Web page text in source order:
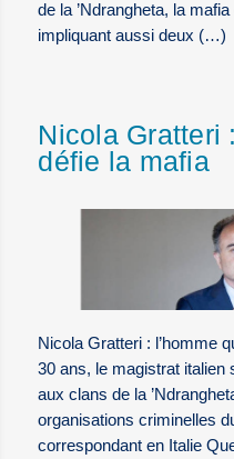
de la ’Ndrangheta, la
impliquant aussi deux (…)
Nicola Gratteri
défie la mafia ​​​​​​
Nicola Gratteri : l’homme
30 ans, le magistrat italien
aux clans de la
organisations criminelles
correspondant en Italie